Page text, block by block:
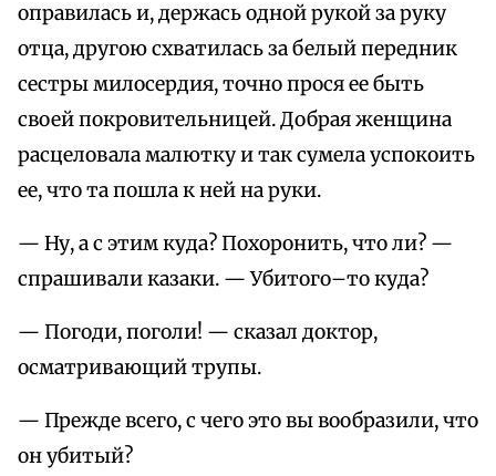
оправилась и, держась одной рукой за руку
отца, другою схватилась за белый передник
сестры милосердия, точно прося ее быть
своей покровительницей. Добрая женщина
расцеловала малютку и так сумела успокоить
ее, что та пошла к ней на руки.
— Ну, а с этим куда? Похоронить, что ли? —
спрашивали казаки. — Убитого–то куда?
— Погоди, поголи! — сказал доктор,
осматривающий трупы.
— Прежде всего, с чего это вы вообразили, что
он убитый?